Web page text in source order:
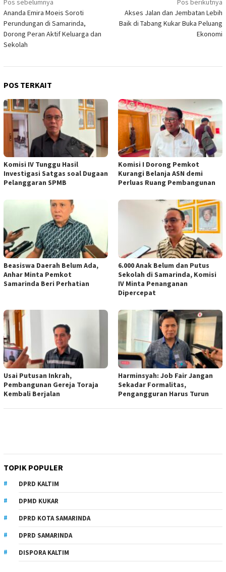
Navigasi
pos
Ananda Emira Moeis Soroti
Perundungan di Samarinda,
Dorong Peran Aktif Keluarga dan
Sekolah
Akses Jalan dan Jembatan Lebih
Baik di Tabang Kukar Buka Peluang
Ekonomi
POS TERKAIT
Komisi IV Tunggu Hasil
Investigasi Satgas soal Dugaan
Pelanggaran SPMB
Komisi I Dorong Pemkot
Kurangi Belanja ASN demi
Perluas Ruang Pembangunan
Beasiswa Daerah Belum Ada,
Anhar Minta Pemkot
Samarinda Beri Perhatian
6.000 Anak Belum dan Putus
Sekolah di Samarinda, Komisi
IV Minta Penanganan
Dipercepat
Usai Putusan Inkrah,
Pembangunan Gereja Toraja
Kembali Berjalan
Harminsyah: Job Fair Jangan
Sekadar Formalitas,
Pengangguran Harus Turun
TOPIK POPULER
DPRD KALTIM
DPMD KUKAR
DPRD KOTA SAMARINDA
DPRD SAMARINDA
DISPORA KALTIM